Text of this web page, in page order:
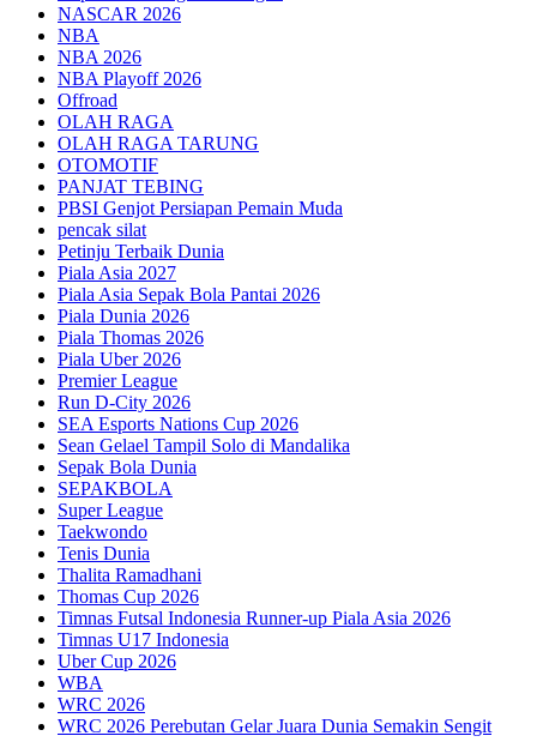
NASCAR 2026
NBA
NBA 2026
NBA Playoff 2026
Offroad
OLAH RAGA
OLAH RAGA TARUNG
OTOMOTIF
PANJAT TEBING
PBSI Genjot Persiapan Pemain Muda
pencak silat
Petinju Terbaik Dunia
Piala Asia 2027
Piala Asia Sepak Bola Pantai 2026
Piala Dunia 2026
Piala Thomas 2026
Piala Uber 2026
Premier League
Run D-City 2026
SEA Esports Nations Cup 2026
Sean Gelael Tampil Solo di Mandalika
Sepak Bola Dunia
SEPAKBOLA
Super League
Taekwondo
Tenis Dunia
Thalita Ramadhani
Thomas Cup 2026
Timnas Futsal Indonesia Runner-up Piala Asia 2026
Timnas U17 Indonesia
Uber Cup 2026
WBA
WRC 2026
WRC 2026 Perebutan Gelar Juara Dunia Semakin Sengit